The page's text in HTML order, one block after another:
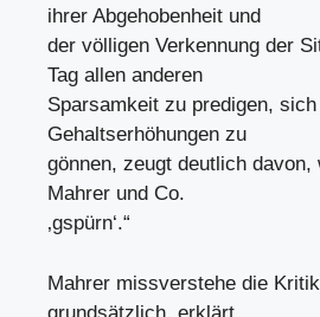
ihrer Abgehobenheit und
der völligen Verkennung der
Tag allen anderen
Sparsamkeit zu predigen,
Gehaltserhöhungen zu
gönnen, zeugt deutlich davon,
Mahrer und Co.
‚gspürn‘.“
Mahrer missverstehe die
grundsätzlich, erklärt